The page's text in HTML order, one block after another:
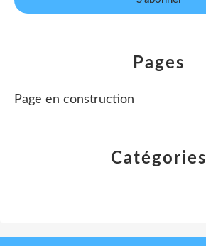
Catégories
Pages
Page en construction